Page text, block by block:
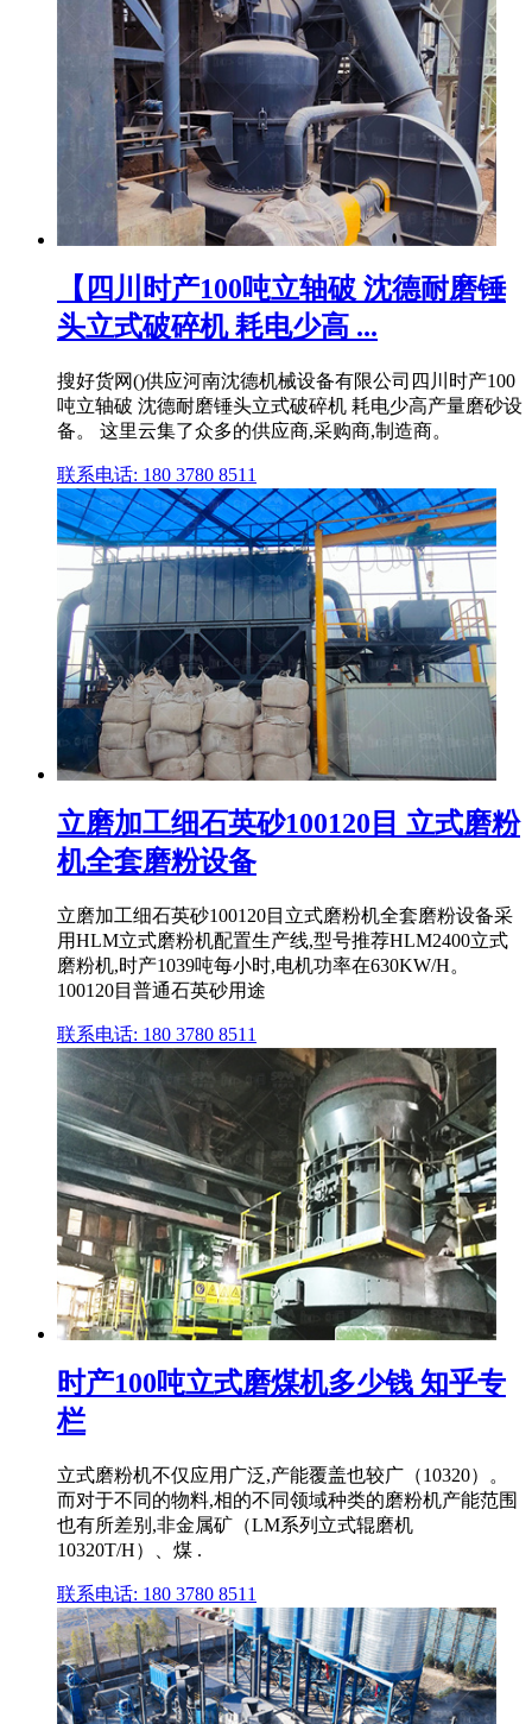
【四川时产100吨立轴破 沈德耐磨锤
头立式破碎机 耗电少高 ...
搜好货网()供应河南沈德机械设备有限公司四川时产100
吨立轴破 沈德耐磨锤头立式破碎机 耗电少高产量磨砂设
备。 这里云集了众多的供应商,采购商,制造商。
联系电话: 180 3780 8511
立磨加工细石英砂100120目 立式磨粉
机全套磨粉设备
立磨加工细石英砂100120目立式磨粉机全套磨粉设备采
用HLM立式磨粉机配置生产线,型号推荐HLM2400立式
磨粉机,时产1039吨每小时,电机功率在630KW/H。
100120目普通石英砂用途
联系电话: 180 3780 8511
时产100吨立式磨煤机多少钱 知乎专
栏
立式磨粉机不仅应用广泛,产能覆盖也较广（10320）。
而对于不同的物料,相的不同领域种类的磨粉机产能范围
也有所差别,非金属矿（LM系列立式辊磨机
10320T/H）、煤 .
联系电话: 180 3780 8511